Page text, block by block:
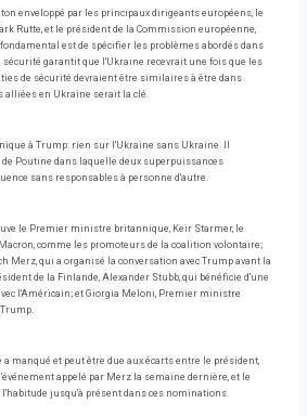
enveloppé par les principaux dirigeants européens, le
Rutte, et le président de la Commission européenne,
est de spécifier les problèmes abordés dans
sécurité garantit que l'Ukraine recevrait une fois que les
de sécurité devraient être similaires à être dans
alliées en Ukraine serait la clé.
à Trump: rien sur l'Ukraine sans Ukraine. Il
Poutine dans laquelle deux superpuissances
sans responsables à personne d'autre.
le Premier ministre britannique, Keir Starmer, le
comme les promoteurs de la coalition volontaire;
Merz, qui a organisé la conversation avec Trump avant la
de la Finlande, Alexander Stubb, qui bénéficie d'une
l'Américain; et Giorgia Meloni, Premier ministre
manqué et peut être due aux écarts entre le président,
appelé par Merz la semaine dernière, et le
jusqu'à présent dans ces nominations.